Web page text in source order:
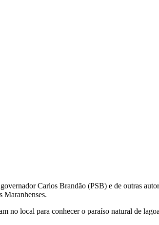
Carlos Brandão (PSB) e de outras
Maranhenses.
no local para conhecer o paraíso natural de